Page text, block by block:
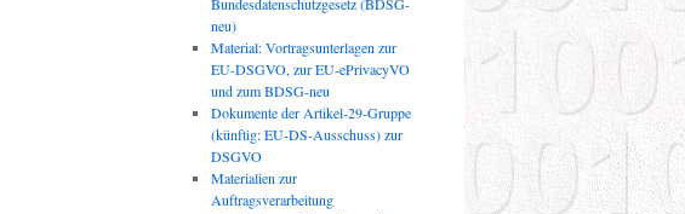
neu)
Material: Vortragsunterlagen zur
EU-DSGVO, zur EU-ePrivacyVO
und zum BDSG-neu
Dokumente der Artikel-29-Gruppe
(künftig: EU-DS-Ausschuss) zur
DSGVO
Materialien zur
Auftragsverarbeitung